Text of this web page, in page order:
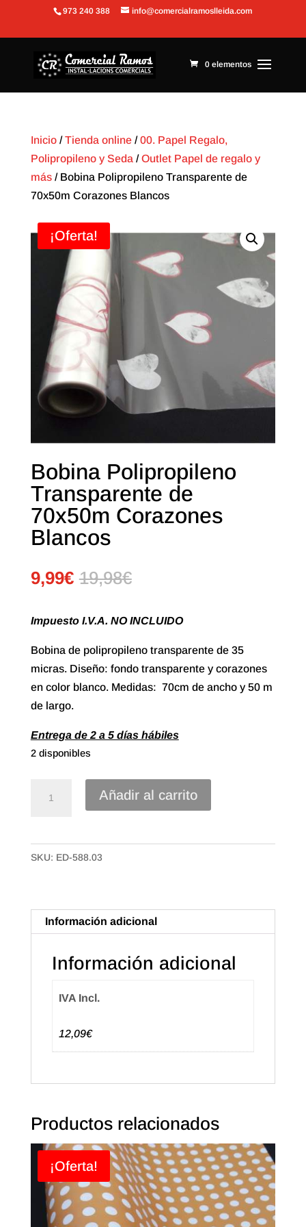
Abrir barra de herramientas
973 240 388 info@comercialramoslleida.com
0 elementos
Inicio/Tienda online/00. Papel Regalo,
Polipropileno y Seda /Outlet Papel de regalo y
más/ Bobina Polipropileno Transparente de
70x50m Corazones Blancos
¡Oferta!
Bobina Polipropileno
Transparente de
70x50m Corazones
Blancos
9,99€ 19,98€
Impuesto I.V.A. NO INCLUIDO
Bobina de polipropileno transparente de 35
micras. Diseño: fondo transparente y corazones
en color blanco. Medidas: 70cm de ancho y 50 m
de largo.
Entrega de 2 a 5 días hábiles
2 disponibles
de
70x50m
cantidad
Añadir al carrito
SKU: ED-588.03
Información adicional
Información adicional
IVA Incl.
12,09€
Productos relacionados
¡Oferta!